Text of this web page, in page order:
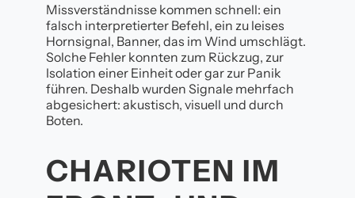
Missverständnisse kommen schnell: ein
falsch interpretierter Befehl, ein zu leises
Hornsignal, Banner, das im Wind umschlägt.
Solche Fehler konnten zum Rückzug, zur
Isolation einer Einheit oder gar zur Panik
führen. Deshalb wurden Signale mehrfach
abgesichert: akustisch, visuell und durch
Boten.
CHARIOTEN IM